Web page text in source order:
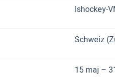
Ishockey-
Schweiz
15 maj –